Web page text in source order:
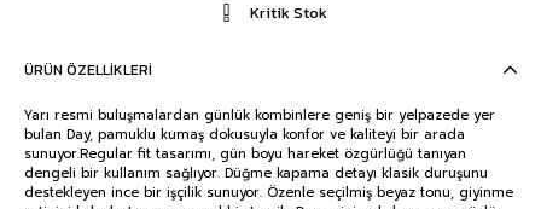
Kritik Stok
ÜRÜN ÖZELLIKLERI
Yarı resmi buluşmalardan günlük kombinlere geniş bir yelpazede yer
bulan Day, pamuklu kumaş dokusuyla konfor ve kaliteyi bir arada
sunuyor.Regular fit tasarımı, gün boyu hareket özgürlüğü tanıyan
dengeli bir kullanım sağlıyor. Düğme kapama detayı klasik duruşunu
destekleyen ince bir işçilik sunuyor. Özenle seçilmiş beyaz tonu, giyinme